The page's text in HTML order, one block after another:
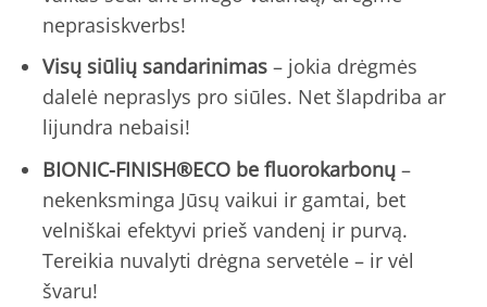
neprasiskverbs!
Visų siūlių sandarinimas– jokia drėgmės
dalelė nepraslys pro siūles. Net šlapdriba ar
lijundra nebaisi!
BIONIC-FINISH®ECO be fluorokarbonų–
nekenksminga Jūsų vaikui ir gamtai, bet
velniškai efektyvi prieš vandenį ir purvą.
Tereikia nuvalyti drėgna servetėle – ir vėl
švaru!